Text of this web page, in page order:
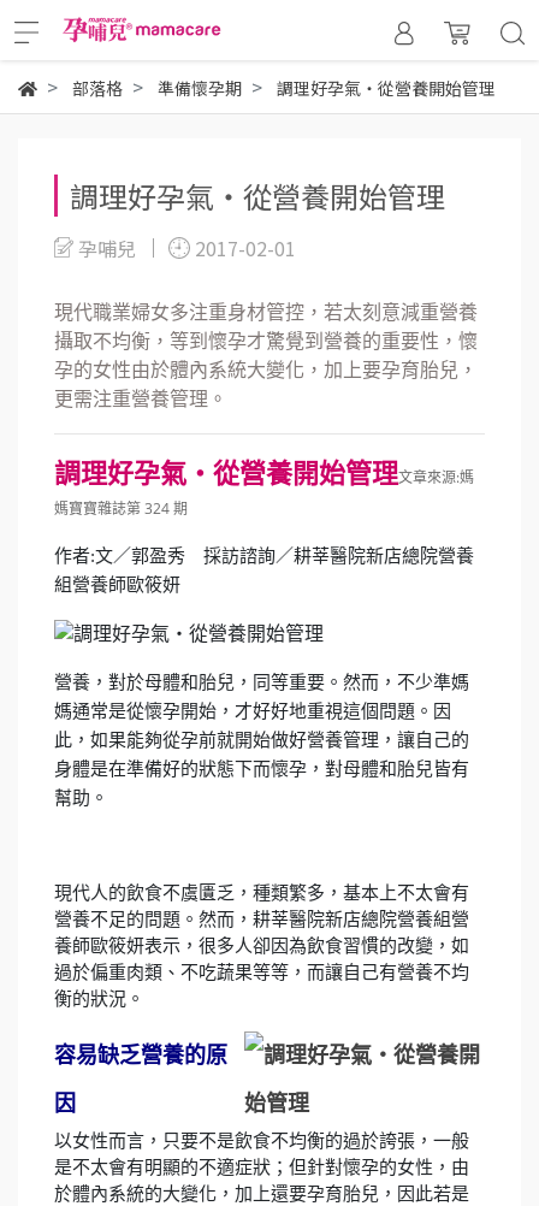
部落格 準備懷孕期 調理好孕氣‧從營養開始管理
調理好孕氣‧從營養開始管理
孕哺兒 2017-02-01
現代職業婦女多注重身材管控，若太刻意減重營養
攝取不均衡，等到懷孕才驚覺到營養的重要性，懷
孕的女性由於體內系統大變化，加上要孕育胎兒，
更需注重營養管理。
調理好孕氣‧從營養開始管理文章來源:媽
媽寶寶雜誌第 324 期
作者:文／郭盈秀 採訪諮詢／耕莘醫院新店總院營養
組營養師歐筱妍
營養，對於母體和胎兒，同等重要。然而，不少準媽
媽通常是從懷孕開始，才好好地重視這個問題。因
此，如果能夠從孕前就開始做好營養管理，讓自己的
身體是在準備好的狀態下而懷孕，對母體和胎兒皆有
幫助。
現代人的飲食不虞匱乏，種類繁多，基本上不太會有
營養不足的問題。然而，耕莘醫院新店總院營養組營
養師歐筱妍表示，很多人卻因為飲食習慣的改變，如
過於偏重肉類、不吃蔬果等等，而讓自己有營養不均
衡的狀況。
容易缺乏營養的原
因
以女性而言，只要不是飲食不均衡的過於誇張，一般
是不太會有明顯的不適症狀；但針對懷孕的女性，由
於體內系統的大變化，加上還要孕育胎兒，因此若是